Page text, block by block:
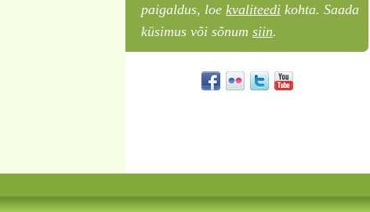
paigaldus, loe kvaliteedi kohta. Saada
küsimus või sõnum siin.